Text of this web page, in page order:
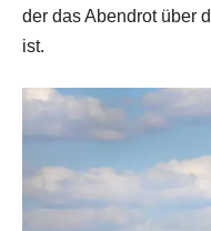
der das Abendrot über
ist.